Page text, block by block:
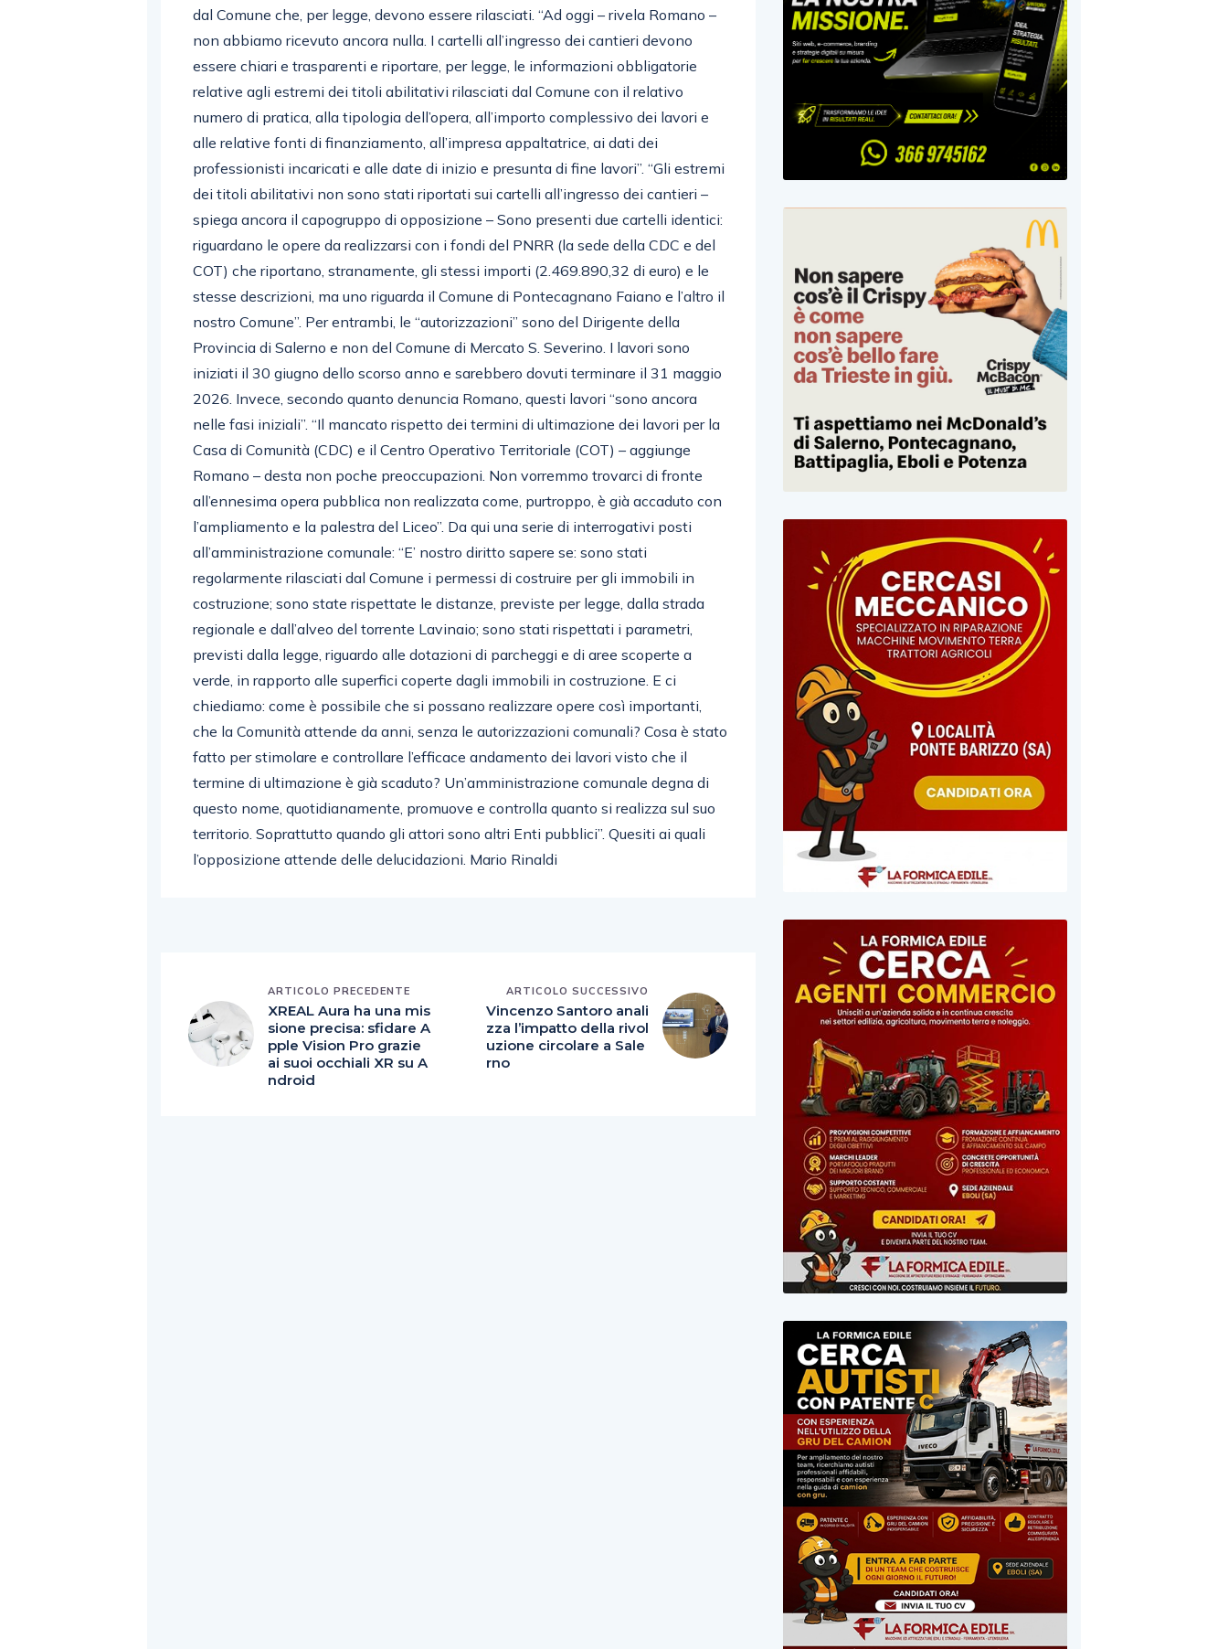
dal Comune che, per legge, devono essere rilasciati. “Ad oggi – rivela Romano –
non abbiamo ricevuto ancora nulla. I cartelli all’ingresso dei cantieri devono
essere chiari e trasparenti e riportare, per legge, le informazioni obbligatorie
relative agli estremi dei titoli abilitativi rilasciati dal Comune con il relativo
numero di pratica, alla tipologia dell’opera, all’importo complessivo dei lavori e
alle relative fonti di finanziamento, all’impresa appaltatrice, ai dati dei
professionisti incaricati e alle date di inizio e presunta di fine lavori”. “Gli estremi
dei titoli abilitativi non sono stati riportati sui cartelli all’ingresso dei cantieri –
spiega ancora il capogruppo di opposizione – Sono presenti due cartelli identici:
riguardano le opere da realizzarsi con i fondi del PNRR (la sede della CDC e del
COT) che riportano, stranamente, gli stessi importi (2.469.890,32 di euro) e le
stesse descrizioni, ma uno riguarda il Comune di Pontecagnano Faiano e l’altro il
nostro Comune”. Per entrambi, le “autorizzazioni” sono del Dirigente della
Provincia di Salerno e non del Comune di Mercato S. Severino. I lavori sono
iniziati il 30 giugno dello scorso anno e sarebbero dovuti terminare il 31 maggio
2026. Invece, secondo quanto denuncia Romano, questi lavori “sono ancora
nelle fasi iniziali”. “Il mancato rispetto dei termini di ultimazione dei lavori per la
Casa di Comunità (CDC) e il Centro Operativo Territoriale (COT) – aggiunge
Romano – desta non poche preoccupazioni. Non vorremmo trovarci di fronte
all’ennesima opera pubblica non realizzata come, purtroppo, è già accaduto con
l’ampliamento e la palestra del Liceo”. Da qui una serie di interrogativi posti
all’amministrazione comunale: “E’ nostro diritto sapere se: sono stati
regolarmente rilasciati dal Comune i permessi di costruire per gli immobili in
costruzione; sono state rispettate le distanze, previste per legge, dalla strada
regionale e dall’alveo del torrente Lavinaio; sono stati rispettati i parametri,
previsti dalla legge, riguardo alle dotazioni di parcheggi e di aree scoperte a
verde, in rapporto alle superfici coperte dagli immobili in costruzione. E ci
chiediamo: come è possibile che si possano realizzare opere così importanti,
che la Comunità attende da anni, senza le autorizzazioni comunali? Cosa è stato
fatto per stimolare e controllare l’efficace andamento dei lavori visto che il
termine di ultimazione è già scaduto? Un’amministrazione comunale degna di
questo nome, quotidianamente, promuove e controlla quanto si realizza sul suo
territorio. Soprattutto quando gli attori sono altri Enti pubblici”. Quesiti ai quali
l’opposizione attende delle delucidazioni. Mario Rinaldi
ARTICOLO PRECEDENTE
XREAL Aura ha una mis
sione precisa: sfidare A
pple Vision Pro grazie
ai suoi occhiali XR su A
ndroid
ARTICOLO SUCCESSIVO
Vincenzo Santoro anali
zza l’impatto della rivol
uzione circolare a Sale
rno